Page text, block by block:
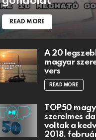
READ MORE
A 20
magyar
vers
READ MORE
TOP50
szerelmes
voltak a
2018.